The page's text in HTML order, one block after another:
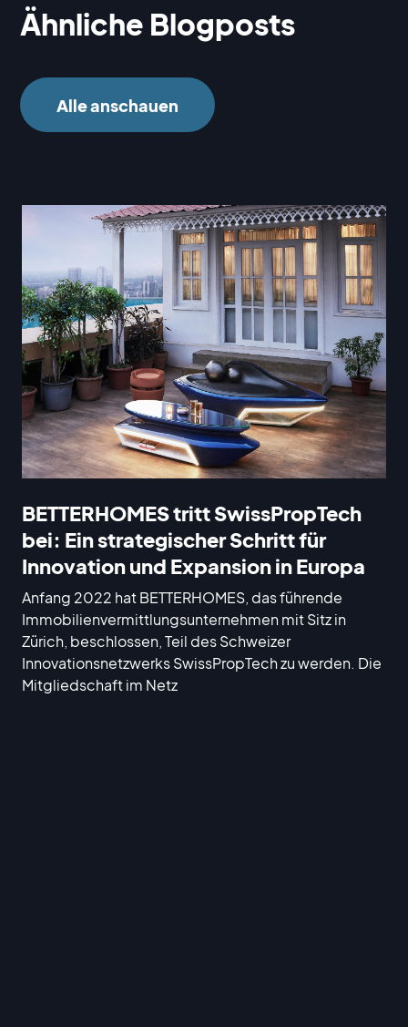
Ähnliche Blogposts
Alle anschauen
BETTERHOMES tritt SwissPropTech
bei: Ein strategischer Schritt für
Innovation und Expansion in Europa
Anfang 2022 hat BETTERHOMES, das führende
Immobilienvermittlungsunternehmen mit Sitz in
Zürich, beschlossen, Teil des Schweizer
Innovationsnetzwerks SwissPropTech zu werden. Die
Mitgliedschaft im Netz